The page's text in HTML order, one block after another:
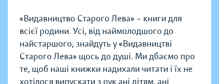
«Видавництво Старого Лева» – книги для
всієї родини. Усі, від наймолодшого до
найстаршого, знайдуть у «Видавництві
Старого Лева» щось до душі. Ми дбаємо про
те, щоб наші книжки надихали читати і їх не
хотілося випускати з рук ані дітям, ані